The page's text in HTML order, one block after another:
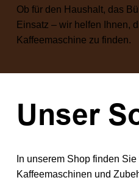
Ob für den Haushalt, das
Einsatz – wir helfen Ihnen,
Kaffeemaschine zu finden.
Unser
In unserem Shop finden
Kaffeemaschinen und